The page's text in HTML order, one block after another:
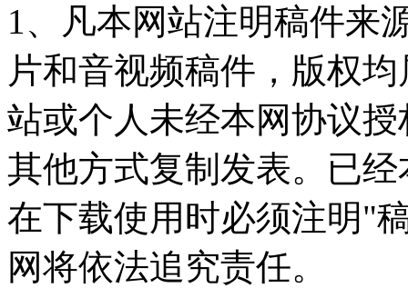
1、凡本网站注明稿件来
片和音视频稿件，版权
站或个人未经本网协议
其他方式复制发表。已
在下载使用时必须注明"
网将依法追究责任。